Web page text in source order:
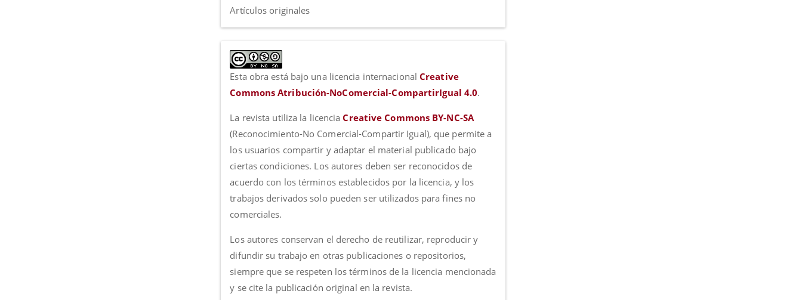
Artículos originales
Esta obra está bajo una licencia internacionalCreative
Commons Atribución-NoComercial-CompartirIgual 4.0.
La revista utiliza la licenciaCreative Commons BY-NC-SA
(Reconocimiento-No Comercial-Compartir Igual), que permite a
los usuarios compartir y adaptar el material publicado bajo
ciertas condiciones. Los autores deben ser reconocidos de
acuerdo con los términos establecidos por la licencia, y los
trabajos derivados solo pueden ser utilizados para fines no
comerciales.
Los autores conservan el derecho de reutilizar, reproducir y
difundir su trabajo en otras publicaciones o repositorios,
siempre que se respeten los términos de la licencia mencionada
y se cite la publicación original en la revista.